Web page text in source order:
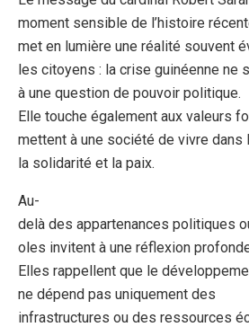
moment sensible de l’histoire
met en lumière une réalité souvent
les citoyens : la crise guinéenne ne
à une question de pouvoir politique.
Elle touche également aux valeurs
mettent à une société de vivre dans
la solidarité et la paix.
Au-
delà des appartenances politiques
oles invitent à une réflexion
Elles rappellent que le
ne dépend pas uniquement des
infrastructures ou des ressources